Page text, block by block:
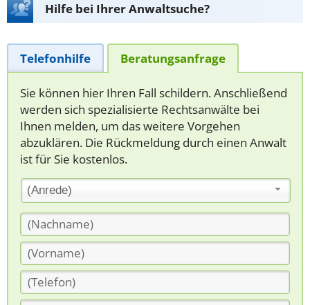
Hilfe bei Ihrer Anwaltsuche?
Telefonhilfe Beratungsanfrage
Sie können hier Ihren Fall schildern. Anschließend
werden sich spezialisierte Rechtsanwälte bei
Ihnen melden, um das weitere Vorgehen
abzuklären. Die Rückmeldung durch einen Anwalt
ist für Sie kostenlos.
(Anrede)